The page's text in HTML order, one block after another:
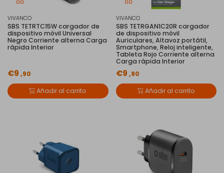
VIVANCO
SBS TETRTC15W cargador de
dispositivo móvil Universal
Negro Corriente alterna Carga
rápida Interior
€9 ,90
Añadir al carrito
VIVANCO
SBS TETRGAN1C20R cargador
de dispositivo móvil
Auriculares, Altavoz portátil,
Smartphone, Reloj inteligente,
Tableta Rojo Corriente alterna
Carga rápida Interior
€9 ,90
Añadir al carrito